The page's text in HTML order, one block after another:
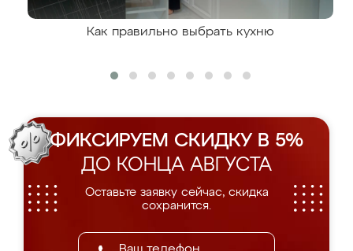
Как правильно выбрать кухню
ФИКСИРУЕМ СКИДКУ В 5%
ДО КОНЦА АВГУСТА
Оставьте заявку сейчас, скидка
сохранится.